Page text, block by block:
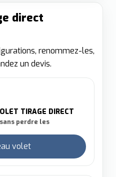
direct
renommez-les,
un devis.
TIRAGE DIRECT
perdre les
volet